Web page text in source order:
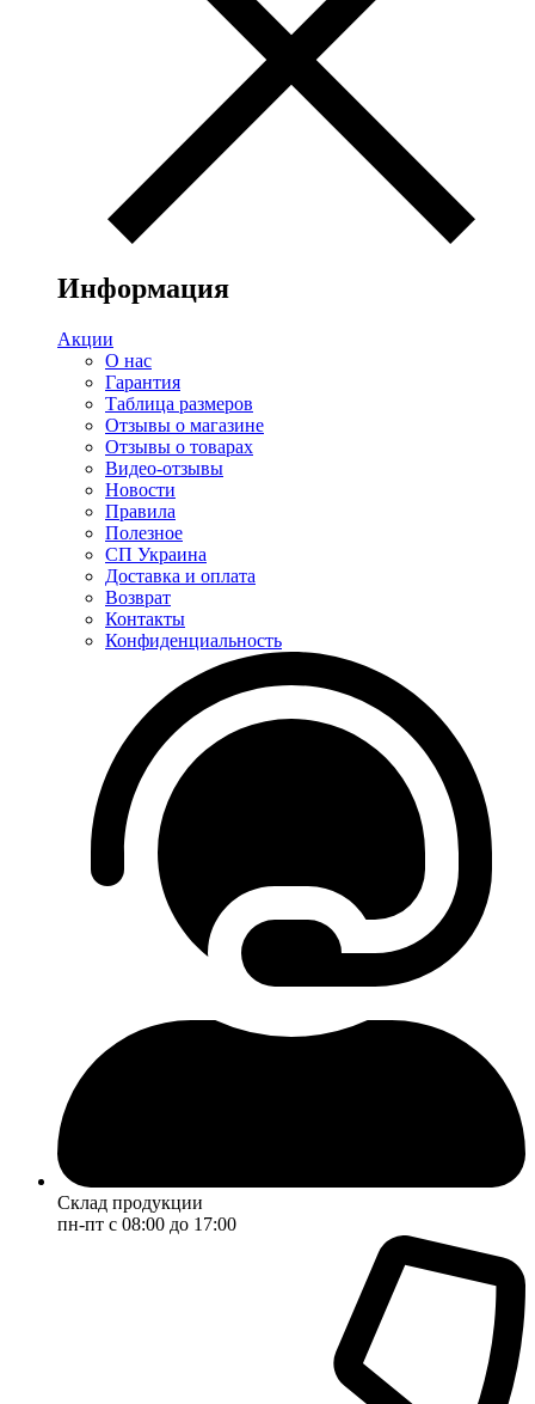
Информация
Акции
О нас
Гарантия
Таблица размеров
Отзывы о магазине
Отзывы о товарах
Видео-отзывы
Новости
Правила
Полезное
СП Украина
Доставка и оплата
Возврат
Контакты
Конфиденциальность
Склад продукции
пн-пт с 08:00 до 17:00